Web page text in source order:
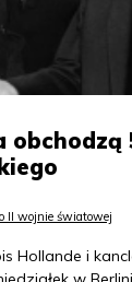
obchodzą
II wojnie światowej
Hollande i